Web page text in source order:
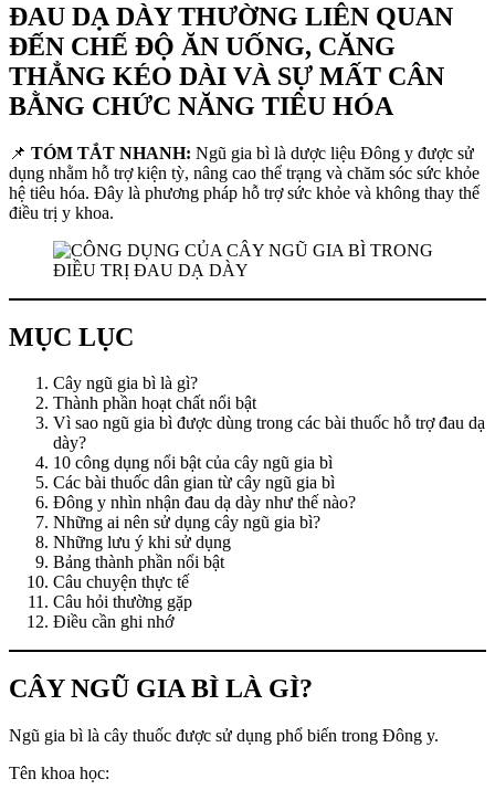
ĐAU DẠ DÀY THƯỜNG LIÊN QUAN
ĐẾN CHẾ ĐỘ ĂN UỐNG, CĂNG
THẲNG KÉO DÀI VÀ SỰ MẤT CÂN
BẰNG CHỨC NĂNG TIÊU HÓA
📌 TÓM TẮT NHANH: Ngũ gia bì là dược liệu Đông y được sử
dụng nhằm hỗ trợ kiện tỳ, nâng cao thể trạng và chăm sóc sức khỏe
hệ tiêu hóa. Đây là phương pháp hỗ trợ sức khỏe và không thay thế
điều trị y khoa.
MỤC LỤC
Cây ngũ gia bì là gì?
Thành phần hoạt chất nổi bật
Vì sao ngũ gia bì được dùng trong các bài thuốc hỗ trợ đau dạ
dày?
10 công dụng nổi bật của cây ngũ gia bì
Các bài thuốc dân gian từ cây ngũ gia bì
Đông y nhìn nhận đau dạ dày như thế nào?
Những ai nên sử dụng cây ngũ gia bì?
Những lưu ý khi sử dụng
Bảng thành phần nổi bật
Câu chuyện thực tế
Câu hỏi thường gặp
Điều cần ghi nhớ
CÂY NGŨ GIA BÌ LÀ GÌ?
Ngũ gia bì là cây thuốc được sử dụng phổ biến trong Đông y.
Tên khoa học: